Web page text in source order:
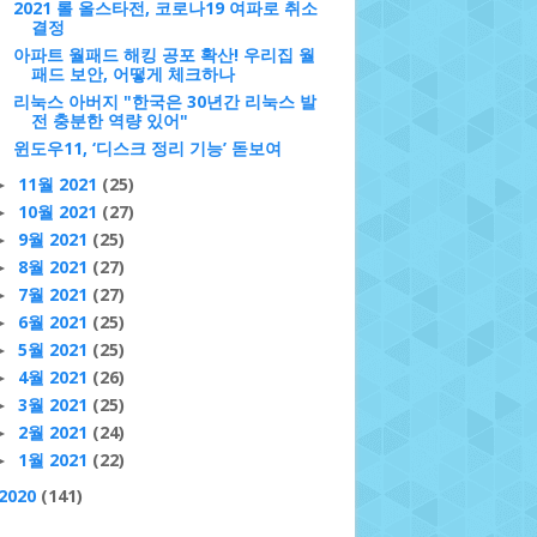
2021 롤 올스타전, 코로나19 여파로 취소
결정
아파트 월패드 해킹 공포 확산! 우리집 월
패드 보안, 어떻게 체크하나
리눅스 아버지 "한국은 30년간 리눅스 발
전 충분한 역량 있어"
윈도우11, ‘디스크 정리 기능’ 돋보여
11월 2021 (25)
10월 2021 (27)
9월 2021 (25)
8월 2021 (27)
7월 2021 (27)
6월 2021 (25)
5월 2021 (25)
4월 2021 (26)
3월 2021 (25)
2월 2021 (24)
1월 2021 (22)
(141)